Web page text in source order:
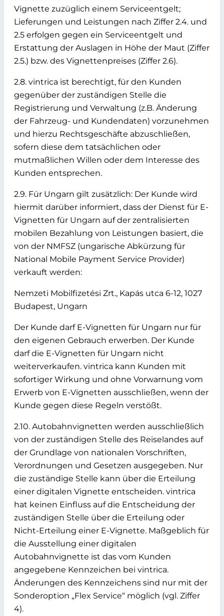
Vignette zuzüglich einem Serviceentgelt;
Lieferungen und Leistungen nach Ziffer 2.4. und
2.5 erfolgen gegen ein Serviceentgelt und
Erstattung der Auslagen in Höhe der Maut (Ziffer
2.5.) bzw. des Vignettenpreises (Ziffer 2.6).
2.8. vintrica ist berechtigt, für den Kunden
gegenüber der zuständigen Stelle die
Registrierung und Verwaltung (z.B. Änderung
der Fahrzeug- und Kundendaten) vorzunehmen
und hierzu Rechtsgeschäfte abzuschließen,
sofern diese dem tatsächlichen oder
mutmaßlichen Willen oder dem Interesse des
Kunden entsprechen.
2.9. Für Ungarn gilt zusätzlich: Der Kunde wird
hiermit darüber informiert, dass der Dienst für E-
Vignetten für Ungarn auf der zentralisierten
mobilen Bezahlung von Leistungen basiert, die
von der NMFSZ (ungarische Abkürzung für
National Mobile Payment Service Provider)
verkauft werden:
Nemzeti Mobilfizetési Zrt., Kapás utca 6-12, 1027
Budapest, Ungarn
Der Kunde darf E-Vignetten für Ungarn nur für
den eigenen Gebrauch erwerben. Der Kunde
darf die E-Vignetten für Ungarn nicht
weiterverkaufen. vintrica kann Kunden mit
sofortiger Wirkung und ohne Vorwarnung vom
Erwerb von E-Vignetten ausschließen, wenn der
Kunde gegen diese Regeln verstößt.
2.10. Autobahnvignetten werden ausschließlich
von der zuständigen Stelle des Reiselandes auf
der Grundlage von nationalen Vorschriften,
Verordnungen und Gesetzen ausgegeben. Nur
die zuständige Stelle kann über die Erteilung
einer digitalen Vignette entscheiden. vintrica
hat keinen Einfluss auf die Entscheidung der
zuständigen Stelle über die Erteilung oder
Nicht-Erteilung einer E-Vignette. Maßgeblich für
die Ausstellung einer digitalen
Autobahnvignette ist das vom Kunden
angegebene Kennzeichen bei vintrica.
Änderungen des Kennzeichens sind nur mit der
Sonderoption „Flex Service“ möglich (vgl. Ziffer
4).